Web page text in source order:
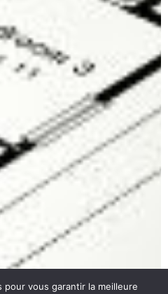
vous garantir la meilleure